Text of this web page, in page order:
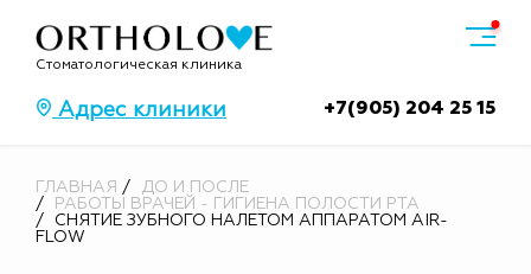
Стоматологическая клиника
Адрес клиники +7(905) 204 25 15
ГЛАВНАЯ
ДО И ПОСЛЕ
РАБОТЫ ВРАЧЕЙ - ГИГИЕНА ПОЛОСТИ РТА
СНЯТИЕ ЗУБНОГО НАЛЕТОМ АППАРАТОМ AIR-
FLOW